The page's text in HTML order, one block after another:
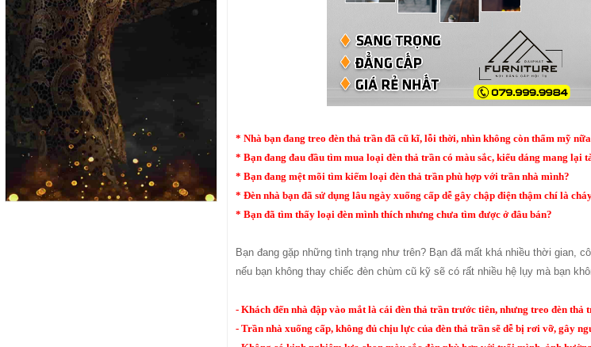
* Nhà bạn đang treo đèn thả trần đã cũ kĩ, lỗi thời, nhìn không còn thẩm mỹ
* Bạn đang đau đầu tìm mua loại đèn thả trần có màu sắc, kiểu dáng mang lại
* Bạn đang mệt mõi tìm kiếm loại đèn thả trần phù hợp với trần nhà mình?
* Đèn nhà bạn đã sử dụng lâu ngày xuống cấp dễ gây chập điện thậm chí là
* Bạn đã tìm thấy loại đèn mình thích nhưng chưa tìm được ở đâu bán?
Bạn đang gặp những tình trạng như trên? Bạn đã mất khá nhiều thời gian,
nếu bạn không thay chiếc đèn chùm cũ kỹ sẽ có rất nhiều hệ lụy mà bạn
- Khách đến nhà đập vào mắt là cái đèn thả trần trước tiên, nhưng treo đèn
- Trần nhà xuống cấp, không đủ chịu lực của đèn thả trần sẽ dễ bị rơi vỡ, gây